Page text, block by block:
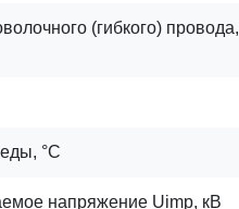
(гибкого) провода,
°C
напряжение Uimp, кВ